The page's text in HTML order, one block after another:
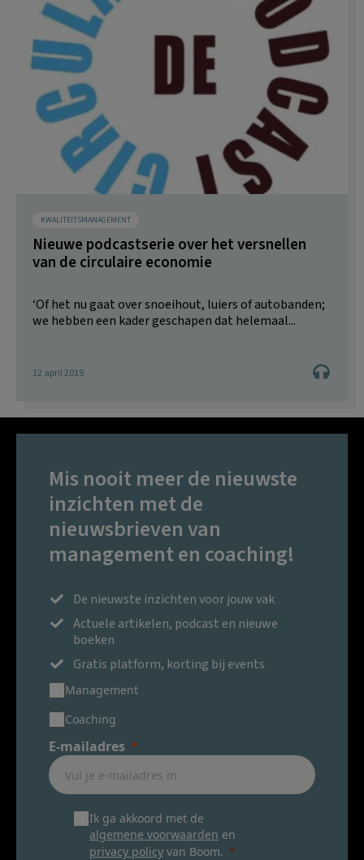
KWALITEITSMANAGEMENT
Nieuwe podcastserie over het versnellen
van de circulaire economie
‘Of het nu gaat over snoeihout, luiers of autobanden;
we hebben een kader geschapen dat helemaal...
12 april 2019
Mis nooit meer de nieuwste
inzichten met de
nieuwsbrieven van
management en coaching!
De nieuwste inzichten voor jouw vak
Actuele artikelen, podcast en nieuwe
boeken
Gratis platform, korting bij events
Management
Coaching
E-mailadres
Ik ga akkoord met de
algemene voorwaarden en
privacy policy van Boom.